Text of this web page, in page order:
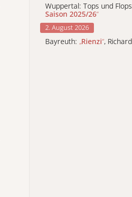
Wuppertal: Tops und
Saison 2025/26“
2. August 2026
Bayreuth: „Rienzi“,